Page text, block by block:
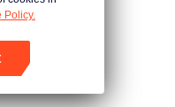
y la granja
Policy.